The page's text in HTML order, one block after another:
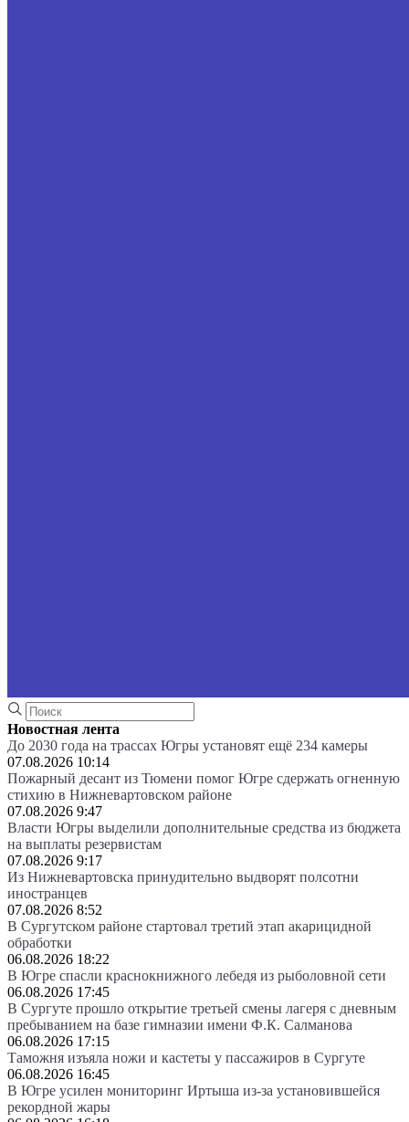
Новостная лента
До 2030 года на трассах Югры установят ещё 234 камеры
07.08.2026 10:14
Пожарный десант из Тюмени помог Югре сдержать огненную
стихию в Нижневартовском районе
07.08.2026 9:47
Власти Югры выделили дополнительные средства из бюджета
на выплаты резервистам
07.08.2026 9:17
Из Нижневартовска принудительно выдворят полсотни
иностранцев
07.08.2026 8:52
В Сургутском районе стартовал третий этап акарицидной
обработки
06.08.2026 18:22
В Югре спасли краснокнижного лебедя из рыболовной сети
06.08.2026 17:45
В Сургуте прошло открытие третьей смены лагеря с дневным
пребыванием на базе гимназии имени Ф.К. Салманова
06.08.2026 17:15
Таможня изъяла ножи и кастеты у пассажиров в Сургуте
06.08.2026 16:45
В Югре усилен мониторинг Иртыша из-за установившейся
рекордной жары